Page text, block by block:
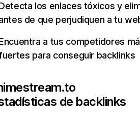
los enlaces tóxicos y
de que perjudiquen a tu
a tus competidores
para conseguir backlinks
de backlinks